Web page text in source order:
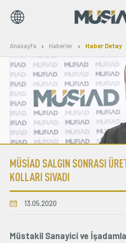
Kurumsal
Markalar
Haberler
Yayınlar
Sosyal Sorumluluk
Bilgi Merkezi
Üyelik
Anasayfa Haberler Haber Detay
MÜSİAD SALGIN SONRASI
KOLLARI SIVADI
13.05.2020
Müstakil Sanayici ve